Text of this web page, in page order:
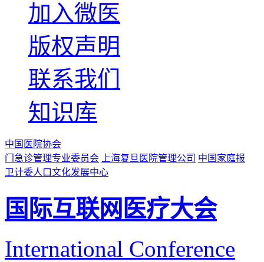
加入微医
版权声明
联系我们
知识库
中国医院协会
门急诊管理专业委员会 上海复旦医院管理公司 中国家庭报
卫计委人口文化发展中心
国际互联网医疗大会
International Conference